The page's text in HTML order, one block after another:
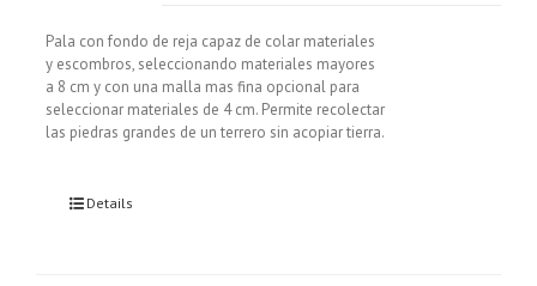
Pala con fondo de reja capaz de colar materiales
y escombros, seleccionando materiales mayores
a 8 cm y con una malla mas fina opcional para
seleccionar materiales de 4 cm. Permite recolectar
las piedras grandes de un terrero sin acopiar tierra.
Details